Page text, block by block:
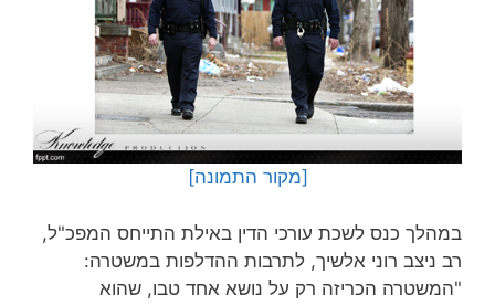
[מקור התמונה]
במהלך כנס לשכת עורכי הדין באילת התייחס המפכ"ל,
רב ניצב רוני אלשיך, לתרבות ההדלפות במשטרה:
"המשטרה הכריזה רק על נושא אחד טבו, שהוא